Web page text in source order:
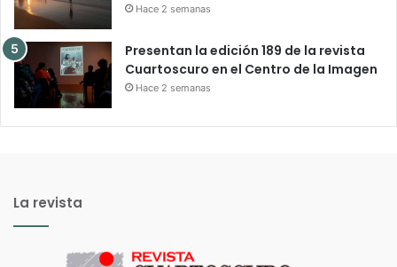
Hace 2 semanas
Presentan la edición 189 de la revista
Cuartoscuro en el Centro de la Imagen
Hace 2 semanas
La revista